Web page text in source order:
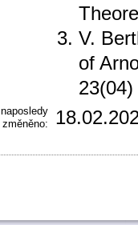
V.
of
naposledy
změněno: